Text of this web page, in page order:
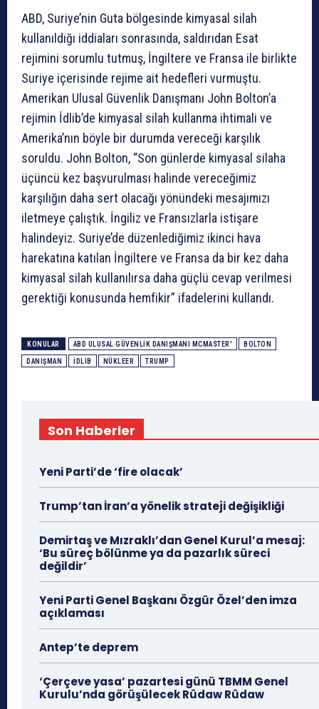
ABD, Suriye’nin Guta bölgesinde kimyasal silah
kullanıldığı iddiaları sonrasında, saldırıdan Esat
rejimini sorumlu tutmuş, İngiltere ve Fransa ile birlikte
Suriye içerisinde rejime ait hedefleri vurmuştu.
Amerikan Ulusal Güvenlik Danışmanı John Bolton’a
rejimin İdlib’de kimyasal silah kullanma ihtimali ve
Amerika’nın böyle bir durumda vereceği karşılık
soruldu. John Bolton, “Son günlerde kimyasal silaha
üçüncü kez başvurulması halinde vereceğimiz
karşılığın daha sert olacağı yönündeki mesajımızı
iletmeye çalıştık. İngiliz ve Fransızlarla istişare
halindeyiz. Suriye’de düzenlediğimiz ikinci hava
harekatına katılan İngiltere ve Fransa da bir kez daha
kimyasal silah kullanılırsa daha güçlü cevap verilmesi
gerektiği konusunda hemfikir” ifadelerini kullandı.
KONULAR ABD ULUSAL GÜVENLIK DANIŞMANI MCMASTER' BOLTON
DANIŞMAN İDLIB NÜKLEER TRUMP
Son Haberler
Yeni Parti’de ‘fire olacak’
Trump’tan İran’a yönelik strateji değişikliği
Demirtaş ve Mızraklı’dan Genel Kurul’a mesaj:
‘Bu süreç bölünme ya da pazarlık süreci
değildir’
Yeni Parti Genel Başkanı Özgür Özel’den imza
açıklaması
Antep’te deprem
‘Çerçeve yasa’ pazartesi günü TBMM Genel
Kurulu’nda görüşülecek Rûdaw Rûdaw